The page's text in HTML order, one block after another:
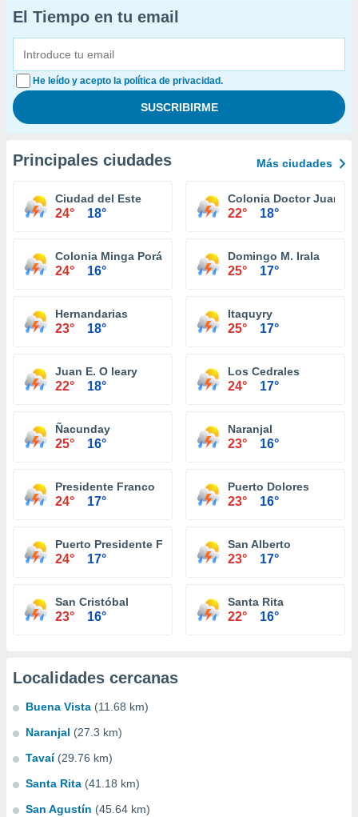
El Tiempo en tu email
He leído y acepto la política de privacidad.
Principales ciudades Más ciudades
Ciudad del Este
24° 18°
Colonia Doctor Juan
22° 18°
Colonia Minga Porá
24° 16°
Domingo M. Irala
25° 17°
Hernandarias
23° 18°
Itaquyry
25° 17°
Juan E. O leary
22° 18°
Los Cedrales
24° 17°
Ñacunday
25° 16°
Naranjal
23° 16°
Presidente Franco
24° 17°
Puerto Dolores
23° 16°
Puerto Presidente Franco
24° 17°
San Alberto
23° 17°
San Cristóbal
23° 16°
Santa Rita
22° 16°
Localidades cercanas
Buena Vista (11.68 km)
Naranjal (27.3 km)
Tavaí (29.76 km)
Santa Rita (41.18 km)
San Agustín (45.64 km)